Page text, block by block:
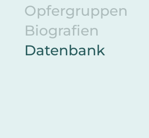
Opfergruppen
Biografien
Datenbank